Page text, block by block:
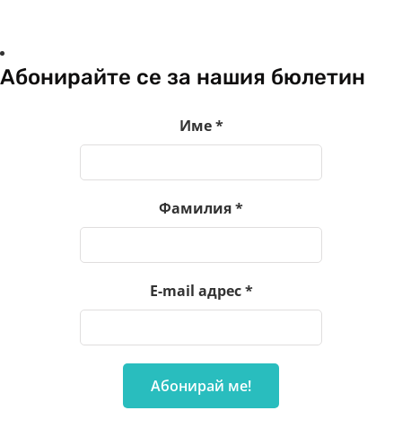
Абонирайте се за нашия бюлетин
Име*
Фамилия*
E-mail адрес*